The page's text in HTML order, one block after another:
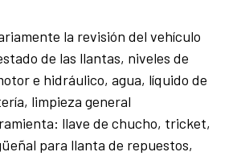
la revisión del vehículo
de las llantas, niveles de
e hidráulico, agua, líquido de
limpieza general
llave de chucho, tricket,
para llanta de repuestos,